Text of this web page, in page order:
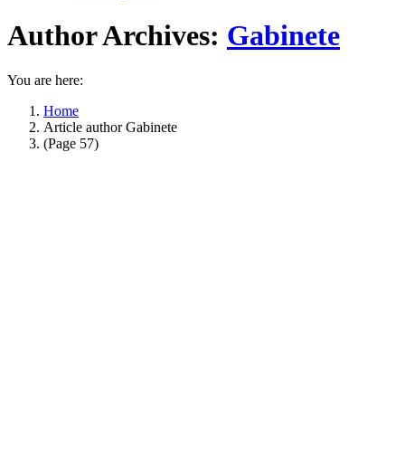
Author Archives: Gabinete
You are here:
Home
Article author Gabinete
(Page 57)